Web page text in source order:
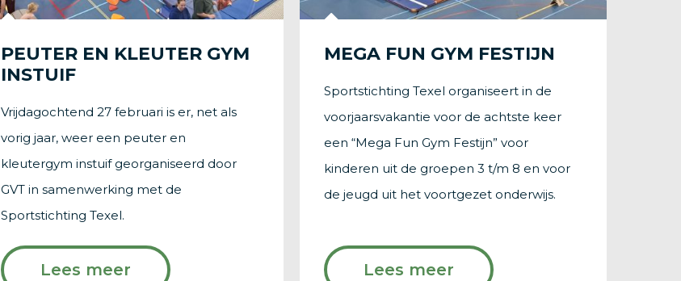
PEUTER EN KLEUTER GYM
INSTUIF
Vrijdagochtend 27 februari is er, net als
vorig jaar, weer een peuter en
kleutergym instuif georganiseerd door
GVT in samenwerking met de
Sportstichting Texel.
Lees meer
MEGA FUN GYM FESTIJN
Sportstichting Texel organiseert in de
voorjaarsvakantie voor de achtste keer
een “Mega Fun Gym Festijn” voor
kinderen uit de groepen 3 t/m 8 en voor
de jeugd uit het voortgezet onderwijs.
Lees meer